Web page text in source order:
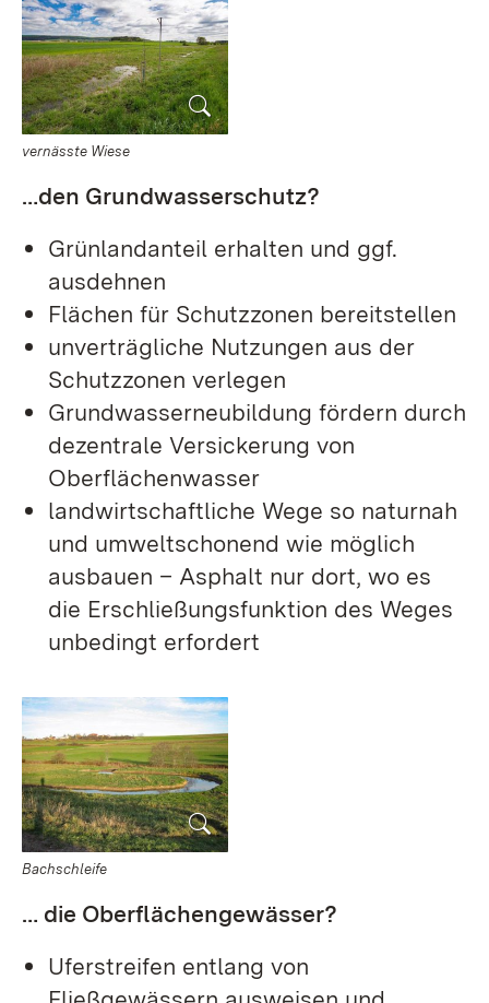
vernässte Wiese
…den Grundwasserschutz?
Grünlandanteil erhalten und ggf.
ausdehnen
Flächen für Schutzzonen bereitstellen
unverträgliche Nutzungen aus der
Schutzzonen verlegen
Grundwasserneubildung fördern durch
dezentrale Versickerung von
Oberflächenwasser
landwirtschaftliche Wege so naturnah
und umweltschonend wie möglich
ausbauen – Asphalt nur dort, wo es
die Erschließungsfunktion des Weges
unbedingt erfordert
Bachschleife
… die Oberflächengewässer?
Uferstreifen entlang von